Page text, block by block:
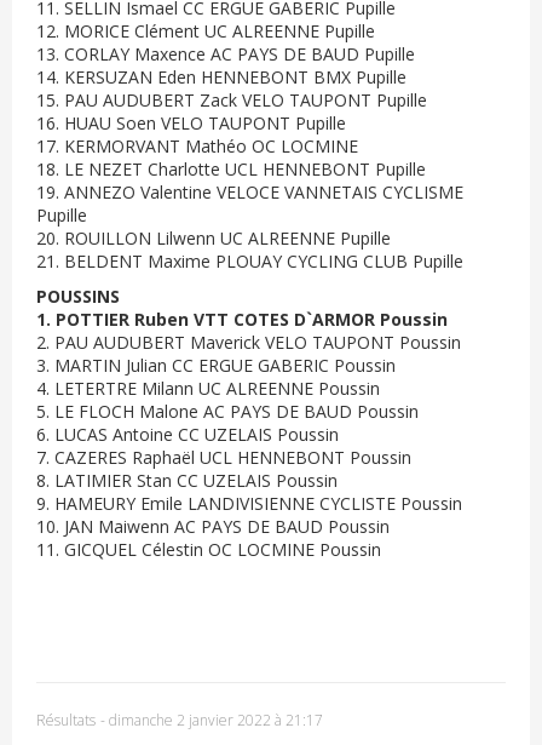
11. SELLIN Ismael CC ERGUE GABERIC Pupille
12. MORICE Clément UC ALREENNE Pupille
13. CORLAY Maxence AC PAYS DE BAUD Pupille
14. KERSUZAN Eden HENNEBONT BMX Pupille
15. PAU AUDUBERT Zack VELO TAUPONT Pupille
16. HUAU Soen VELO TAUPONT Pupille
17. KERMORVANT Mathéo OC LOCMINE
18. LE NEZET Charlotte UCL HENNEBONT Pupille
19. ANNEZO Valentine VELOCE VANNETAIS CYCLISME
Pupille
20. ROUILLON Lilwenn UC ALREENNE Pupille
21. BELDENT Maxime PLOUAY CYCLING CLUB Pupille
POUSSINS
1. POTTIER Ruben VTT COTES D`ARMOR Poussin
2. PAU AUDUBERT Maverick VELO TAUPONT Poussin
3. MARTIN Julian CC ERGUE GABERIC Poussin
4. LETERTRE Milann UC ALREENNE Poussin
5. LE FLOCH Malone AC PAYS DE BAUD Poussin
6. LUCAS Antoine CC UZELAIS Poussin
7. CAZERES Raphaël UCL HENNEBONT Poussin
8. LATIMIER Stan CC UZELAIS Poussin
9. HAMEURY Emile LANDIVISIENNE CYCLISTE Poussin
10. JAN Maiwenn AC PAYS DE BAUD Poussin
11. GICQUEL Célestin OC LOCMINE Poussin
Résultats - dimanche 2 janvier 2022 à 21:17